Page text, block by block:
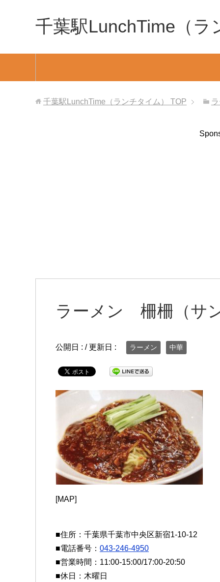
千葉駅LunchTime（ラ
千葉駅LunchTime（ランチタイム） TOP
ラーメン 柵柵（サ
公開日 : / 更新日 : ラーメン 中華
[MAP]
■住所：千葉県千葉市中央区新宿1-10-12
■電話番号： 043-246-4950
■営業時間：11:00-15:00/17:00-20:50
■休日：木曜日